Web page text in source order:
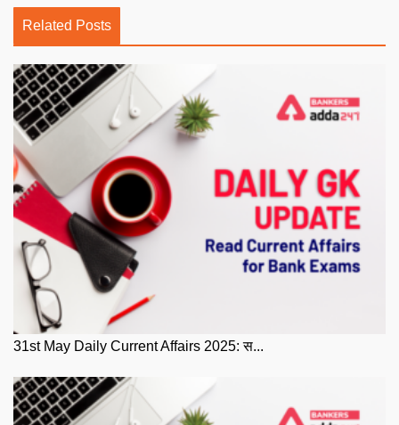
Related Posts
31st May Daily Current Affairs 2025: स...